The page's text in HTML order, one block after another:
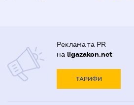
Реклама та PR
на ligazakon.net
ТАРИФИ